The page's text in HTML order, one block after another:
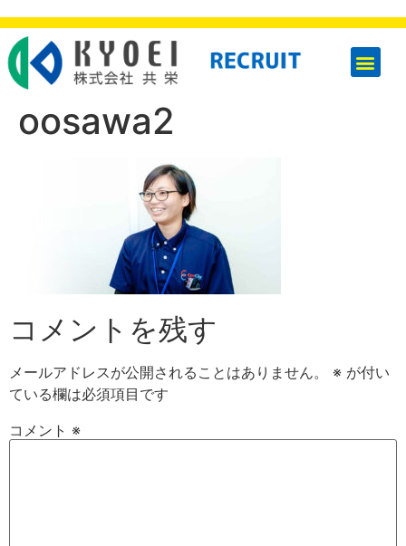
oosawa2
コメントを残す
メールアドレスが公開されることはありません。 ※ が付い
ている欄は必須項目です
コメント ※